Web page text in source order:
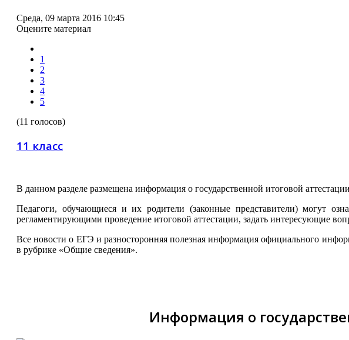
Среда, 09 марта 2016 10:45
Оцените материал
1
2
3
4
5
(11 голосов)
11 класс
В данном разделе размещена информация о государственной итоговой
Педагоги, обучающиеся и их родители (законные представители) могут
регламентирующими проведение итоговой аттестации, задать интересующие
Все новости о ЕГЭ и разносторонняя полезная информация официального
в рубрике «Общие сведения».
Информация о